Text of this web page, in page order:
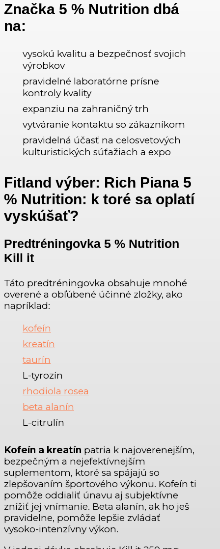
Značka 5 % Nutrition dbá
na:
vysokú kvalitu a bezpečnosť svojich
výrobkov
pravidelné laboratórne prísne
kontroly kvality
expanziu na zahraničný trh
vytváranie kontaktu so zákazníkom
pravidelná účasť na celosvetových
kulturistických súťažiach a expo
Fitland výber: Rich Piana 5
% Nutrition: k toré sa oplatí
vyskúšať?
Predtréningovka 5 % Nutrition
Kill it
Táto predtréningovka obsahuje mnohé
overené a obľúbené účinné zložky, ako
napríklad:
kofeín
kreatín
taurín
L-tyrozín
rhodiola rosea
beta alanín
L-citrulín
Kofeín a kreatín patria k najoverenejším,
bezpečným a nejefektívnejším
suplementom, ktoré sa spájajú so
zlepšovaním športového výkonu. Kofeín ti
pomôže oddialiť únavu aj subjektívne
znížiť jej vnímanie. Beta alanín, ak ho ješ
pravidelne, pomôže lepšie zvládať
vysoko-intenzívny výkon.